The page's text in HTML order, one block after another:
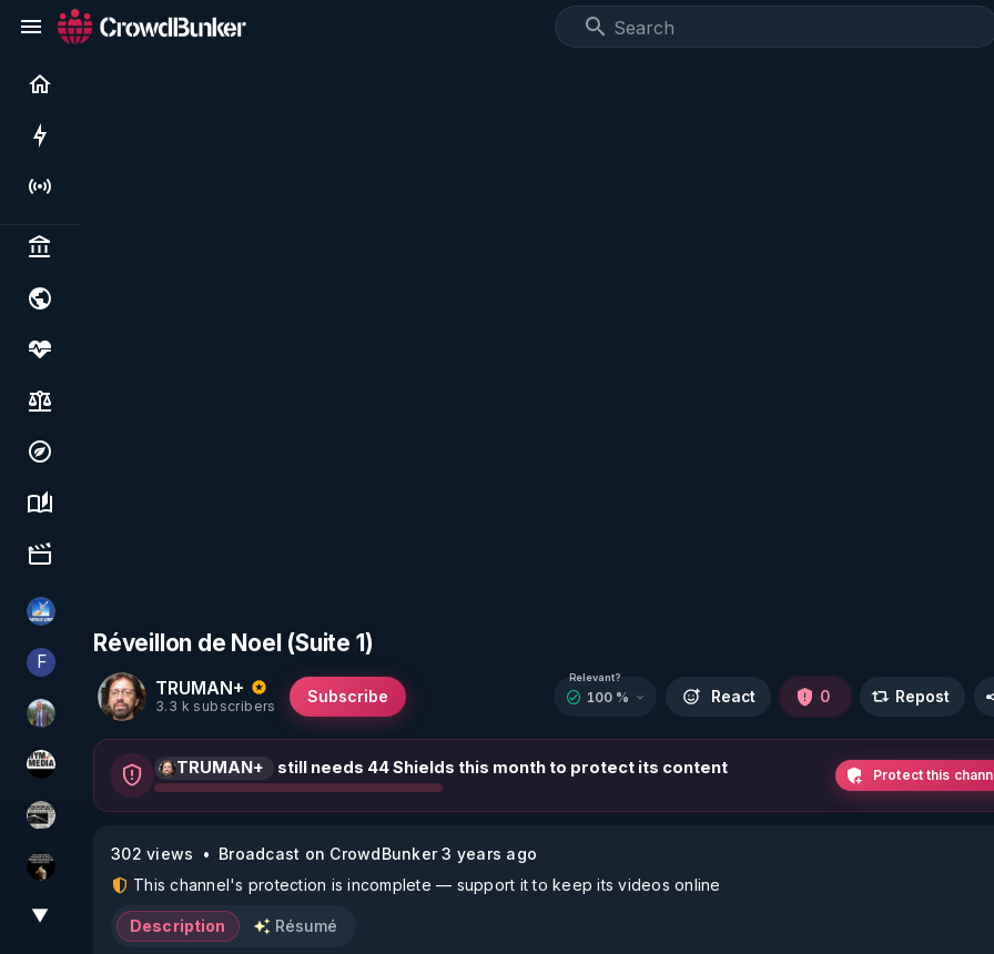
Politics & institutions
Society, justice & freedoms
Economy, environment & technology
Science, history & spirituality
Culture, media & entertainment
PAROLE LIBRE
FFinalscape
Nicolas BOUVIER
HYM.MEDIA
ActuPlus11
Infos et vérité
▼
Réveillon de Noel (Suite 1)
TRUMAN+
3.3 k subscribers
Subscribe
Relevant?
100 % React 0 Repost
TRUMAN+ still needs 44 Shields this month to protect its content Protect this
302 views
Broadcast on CrowdBunker 3 years ago
This channel's protection is incomplete — support it to keep its videos online
Description Résumé